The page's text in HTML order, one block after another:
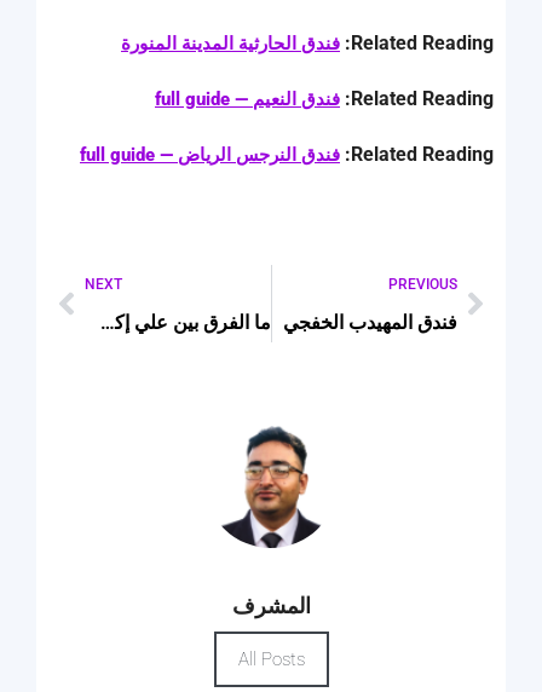
Related Reading: فندق الحارثية المدينة المنورة
Related Reading: فندق النعيم — full guide
Related Reading: فندق النرجس الرياض — full guide
PREVIOUS
فندق المهيدب الخفجي
NEXT
ما الفرق بين علي إكسبريس وبدائله الشهيرة
المشرف
All Posts